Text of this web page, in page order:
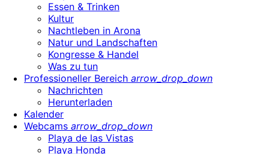
Essen & Trinken
Kultur
Nachtleben in Arona
Natur und Landschaften
Kongresse & Handel
Was zu tun
Professioneller Bereich arrow_drop_down
Nachrichten
Herunterladen
Kalender
Webcams arrow_drop_down
Playa de las Vistas
Playa Honda